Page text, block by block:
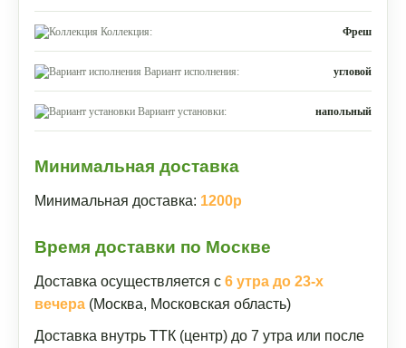
Коллекция: Фреш
Вариант исполнения: угловой
Вариант установки: напольный
Минимальная доставка
Минимальная доставка: 1200р
Время доставки по Москве
Доставка осуществляется с 6 утра до 23-х
вечера (Москва, Московская область)
Доставка внутрь ТТК (центр) до 7 утра или после